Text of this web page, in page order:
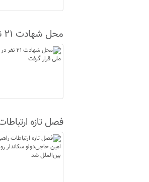
مسیر ثبت ملی
فصل تازه
پتروشیمی جم؛
سکاندار روابط